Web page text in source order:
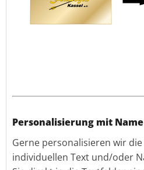
Personalisierung mit
Gerne personalisieren wir
individuellen Text und/oder